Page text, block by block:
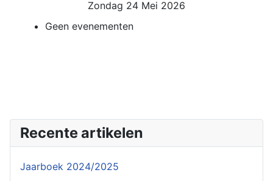
Zondag 24 Mei 2026
Geen evenementen
Recente artikelen
Jaarboek 2024/2025